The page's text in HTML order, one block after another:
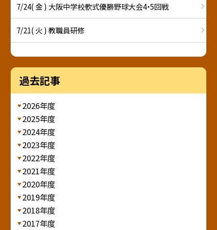
7/24( 金 ) 大阪中学校軟式優勝野球大会4・5回戦
7/21( 火 ) 教職員研修
過去記事
2026年度
2025年度
2024年度
2023年度
2022年度
2021年度
2020年度
2019年度
2018年度
2017年度